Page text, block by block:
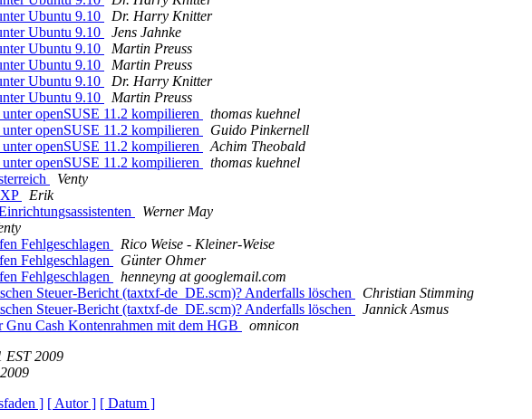
Ubuntu 9.10
Dr. Harry Knitter
Ubuntu 9.10
Jens Jahnke
Ubuntu 9.10
Martin Preuss
Ubuntu 9.10
Martin Preuss
Ubuntu 9.10
Dr. Harry Knitter
Ubuntu 9.10
Martin Preuss
openSUSE 11.2 kompilieren
thomas kuehnel
openSUSE 11.2 kompilieren
Guido Pinkernell
openSUSE 11.2 kompilieren
Achim Theobald
openSUSE 11.2 kompilieren
thomas kuehnel
Venty
Erik
Werner May
Fehlgeschlagen
Rico Weise - Kleiner-Weise
Fehlgeschlagen
Günter Ohmer
Fehlgeschlagen
henneyng at googlemail.com
Steuer-Bericht (taxtxf-de_DE.scm)? Anderfalls löschen
Christian Stimming
Steuer-Bericht (taxtxf-de_DE.scm)? Anderfalls löschen
Jannick Asmus
Gnu Cash Kontenrahmen mit dem HGB
omnicon
EST 2009
] [ Autor ] [ Datum ]